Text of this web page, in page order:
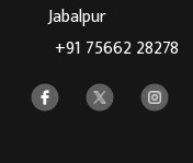
Jabalpur
+91 75662 28278